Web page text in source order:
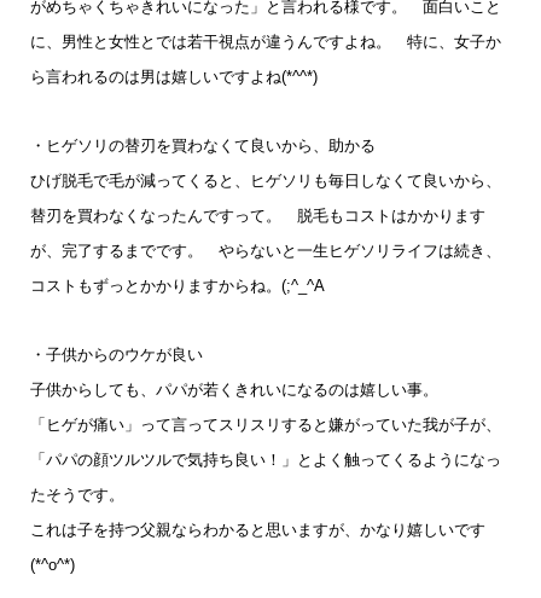
がめちゃくちゃきれいになった」と言われる様です。 面白いこと
に、男性と女性とでは若干視点が違うんですよね。 特に、女子か
ら言われるのは男は嬉しいですよね(*^^*)
・ヒゲソリの替刃を買わなくて良いから、助かる
ひげ脱毛で毛が減ってくると、ヒゲソリも毎日しなくて良いから、
替刃を買わなくなったんですって。 脱毛もコストはかかります
が、完了するまでです。 やらないと一生ヒゲソリライフは続き、
コストもずっとかかりますからね。(;^_^A
・子供からのウケが良い
子供からしても、パパが若くきれいになるのは嬉しい事。
「ヒゲが痛い」って言ってスリスリすると嫌がっていた我が子が、
「パパの顔ツルツルで気持ち良い！」 とよく触ってくるようになっ
たそうです。
これは子を持つ父親ならわかると思いますが、かなり嬉しいです
(*^o^*)